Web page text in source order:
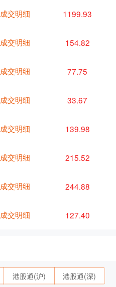
成交明细 1199.93
成交明细 154.82
成交明细 77.75
成交明细 33.67
成交明细 139.98
成交明细 215.52
成交明细 244.88
成交明细 127.40
港股通(沪) 港股通(深)